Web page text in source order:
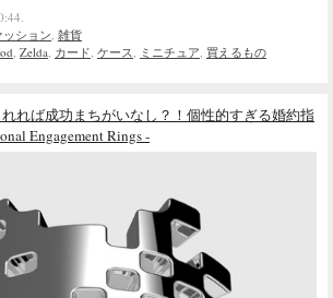
ッション, 雑貨
, Zelda, カード, ケース, ミニチュア, 買えるもの
れば成功まちがいなし？！個性的すぎる婚約指
Engagement Rings -